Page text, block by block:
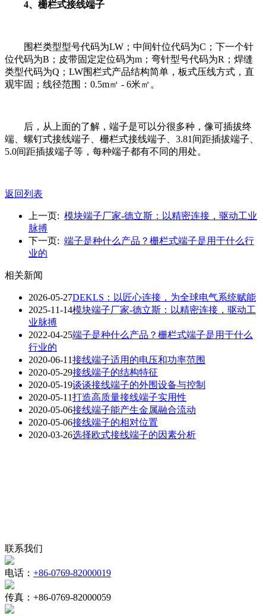
4、栅栏式接线端子
围栏类型型号代码为LW；中间针位代码为C；下一个针
位代码为B；皮带固定定位码为m；弯针型号代码为R；焊缝
类型代码为Q；LW围栏式产品结构简单，板式压线方式，直
观牢固；线径范围：0.5m㎡ - 6米㎡。
后，从上面的了解，端子是可以分很多种，像可插拔终
端、螺钉式接线端子、栅栏式接线端子、3.81间距插拔端子、
5.0间距插拔端子等，每种端子都有不同的用处。
返回列表
上一页: 模块端子厂家-德立斯：以精密连接，驱动工业
脉搏
下一页: 端子是种什么产品？栅栏式端子是用于什么行
业的
相关新闻
2026-05-27DEKLS：以匠心连接，为全球电气系统赋能
2025-11-14模块端子厂家-德立斯：以精密连接，驱动工
业脉搏
2022-04-25端子是种什么产品？栅栏式端子是用于什么
行业的
2020-06-11接线端子适用的电压和功率范围
2020-05-29接线端子的结构特征
2020-05-19谈谈接线端子的外围设备与控制
2020-05-11打造高质量接线端子实用性
2020-05-06接线端子能产生金属融合流动
2020-05-06接线端子的相对位置
2020-03-26选择欧式接线端子的因素分析
联系我们
电话： +86-0769-82000019
传真： +86-0769-82000059